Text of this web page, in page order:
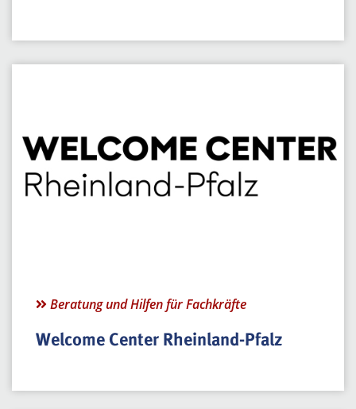
Beratung und Hilfen für Fachkräfte
Welcome Center Rheinland-Pfalz